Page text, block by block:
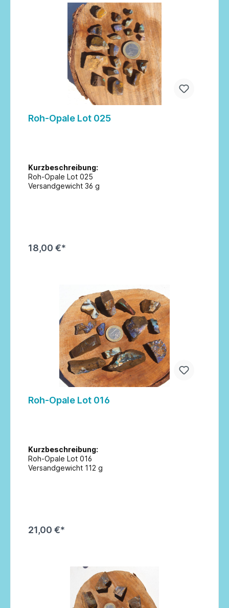
Roh-Opale Lot 025
Kurzbeschreibung:
Roh-Opale Lot 025
Versandgewicht 36 g
18,00 €*
Roh-Opale Lot 016
Kurzbeschreibung:
Roh-Opale Lot 016
Versandgewicht 112 g
21,00 €*